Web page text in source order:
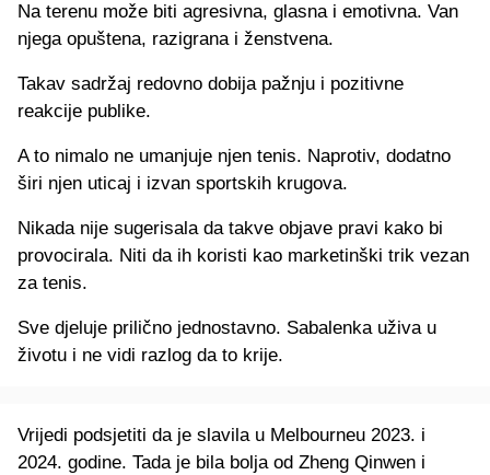
Na terenu može biti agresivna, glasna i emotivna. Van
njega opuštena, razigrana i ženstvena.
Takav sadržaj redovno dobija pažnju i pozitivne
reakcije publike.
A to nimalo ne umanjuje njen tenis. Naprotiv, dodatno
širi njen uticaj i izvan sportskih krugova.
Nikada nije sugerisala da takve objave pravi kako bi
provocirala. Niti da ih koristi kao marketinški trik vezan
za tenis.
Sve djeluje prilično jednostavno. Sabalenka uživa u
životu i ne vidi razlog da to krije.
Vrijedi podsjetiti da je slavila u Melbourneu 2023. i
2024. godine. Tada je bila bolja od Zheng Qinwen i